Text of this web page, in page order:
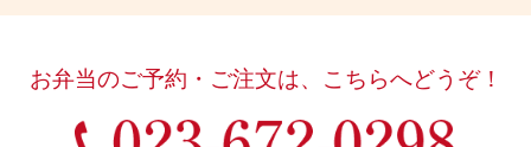
お弁当のご予約・ご注文は、こちらへどうぞ！